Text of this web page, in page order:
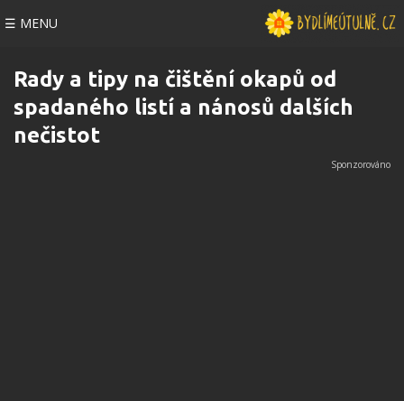
☰ MENU
Rady a tipy na čištění okapů od
spadaného listí a nánosů dalších
nečistot